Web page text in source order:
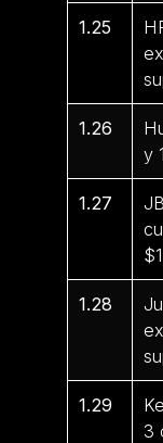
1.25
1.26
y
1.27
1.28
1.29
3